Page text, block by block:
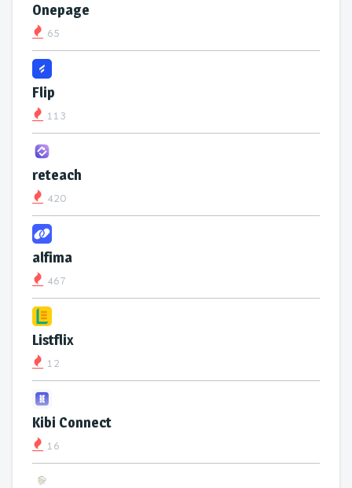
Onepage
65
Flip
113
reteach
420
alfima
467
Listflix
12
Kibi Connect
16